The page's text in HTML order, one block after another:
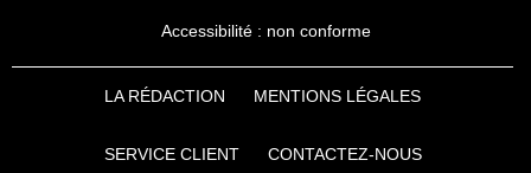
Accessibilité : non conforme
LA RÉDACTION MENTIONS LÉGALES
SERVICE CLIENT CONTACTEZ-NOUS